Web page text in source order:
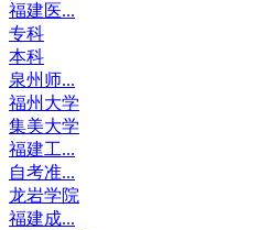
福建医...
专科
本科
泉州师...
福州大学
集美大学
福建工...
自考准...
龙岩学院
福建成...